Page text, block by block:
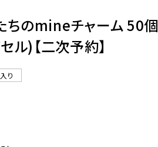
ちのmineチャーム 50個
ル)【二次予約】
り